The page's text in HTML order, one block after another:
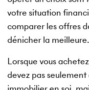
votre situation
comparer les offres
dénicher la meilleure.
Lorsque vous
devez pas